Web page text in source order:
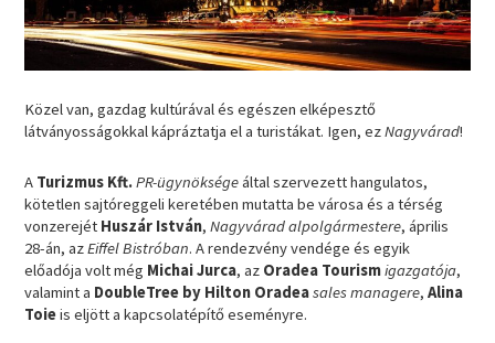
Közel van, gazdag kultúrával és egészen elképesztő
látványosságokkal kápráztatja el a turistákat. Igen, ezNagyvárad!
A Turizmus Kft.PR-ügynökségeáltal szervezett hangulatos,
kötetlen sajtóreggeli keretében mutatta be városa és a térség
vonzerejét Huszár István,Nagyvárad alpolgármestere, április
28-án, azEiffel Bistróban. A rendezvény vendége és egyik
előadója volt még Michai Jurca, az Oradea Tourismigazgatója,
valamint a DoubleTree by Hilton Oradeasales managere,Alina
Toieis eljött a kapcsolatépítő eseményre.